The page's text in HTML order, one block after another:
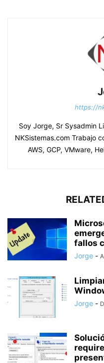
https://
Soy Jorge, Sr Sysadmin
NKSistemas.com Trabajo
AWS, GCP, VMware,
fallos
Jorge -
Jorge -